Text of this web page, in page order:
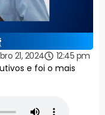
21, 2024
12:45 pm
e foi o mais